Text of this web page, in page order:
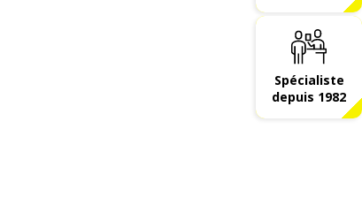
Spécialiste
depuis 1982